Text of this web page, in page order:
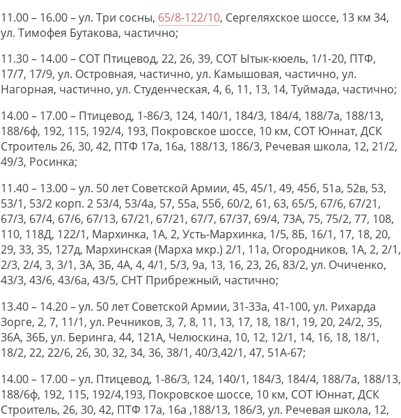
11.00 – 16.00 – ул. Три сосны, 65/8-122/10, Сергеляхское шоссе, 13 км 34,
ул. Тимофея Бутакова, частично;
11.30 – 14.00 – СОТ Птицевод, 22, 26, 39, СОТ Ытык-кюель, 1/1-20, ПТФ,
17/7, 17/9, ул. Островная, частично, ул. Камышовая, частично, ул.
Нагорная, частично, ул. Студенческая, 4, 6, 11, 13, 14, Туймада, частично;
14.00 – 17.00 – Птицевод, 1-86/3, 124, 140/1, 184/3, 184/4, 188/7а, 188/13,
188/6ф, 192, 115, 192/4, 193, Покровское шоссе, 10 км, СОТ Юннат, ДСК
Строитель 26, 30, 42, ПТФ 17а, 16а, 188/13, 186/3, Речевая школа, 12, 21/2,
49/3, Росинка;
11.40 – 13.00 – ул. 50 лет Советской Армии, 45, 45/1, 49, 45б, 51а, 52в, 53,
53/1, 53/2 корп. 2 53/4, 53/4а, 57, 55а, 55б, 60/2, 61, 63, 65/5, 67/6, 67/21,
67/3, 67/4, 67/6, 67/13, 67/21, 67/21, 67/7, 67/37, 69/4, 73А, 75, 75/2, 77, 108,
110, 118Д, 122/1, Мархинка, 1А, 2, Усть-Мархинка, 1/5, 8Б, 16/1, 17, 18, 20,
29, 33, 35, 127д, Мархинская (Марха мкр.) 2/1, 11а, Огородников, 1А, 2, 2/1,
2/3, 2/4, 3, 3/1, 3А, 3Б, 4А, 4, 4/1, 5/3, 9а, 13, 16, 23, 26, 83/2, ул. Очиченко,
43/3, 43/6, 43/6а, 43/5, СНТ Прибрежный, частично;
13.40 – 14.20 – ул. 50 лет Советской Армии, 31-33а, 41-100, ул. Рихарда
Зорге, 2, 7, 11/1, ул. Речников, 3, 7, 8, 11, 13, 17, 18, 18/1, 19, 20, 24/2, 35,
36А, 36Б, ул. Беринга, 44, 121А, Челюскина, 10, 12, 12/1, 14, 16, 18, 18/1,
18/2, 22, 22/6, 26, 30, 32, 34, 36, 38/1, 40/3,42/1, 47, 51А-67;
14.00 – 17.00 – ул. Птицевод, 1-86/3, 124, 140/1, 184/3, 184/4, 188/7а, 188/13,
188/6ф, 192, 115, 192/4,193, Покровское шоссе, 10 км, СОТ Юннат, ДСК
Строитель, 26, 30, 42, ПТФ 17а, 16а ,188/13, 186/3, ул. Речевая школа, 12,